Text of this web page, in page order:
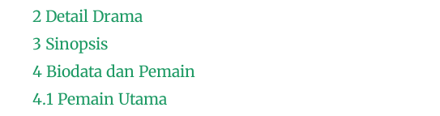
2 Detail Drama
3 Sinopsis
4 Biodata dan Pemain
4.1 Pemain Utama